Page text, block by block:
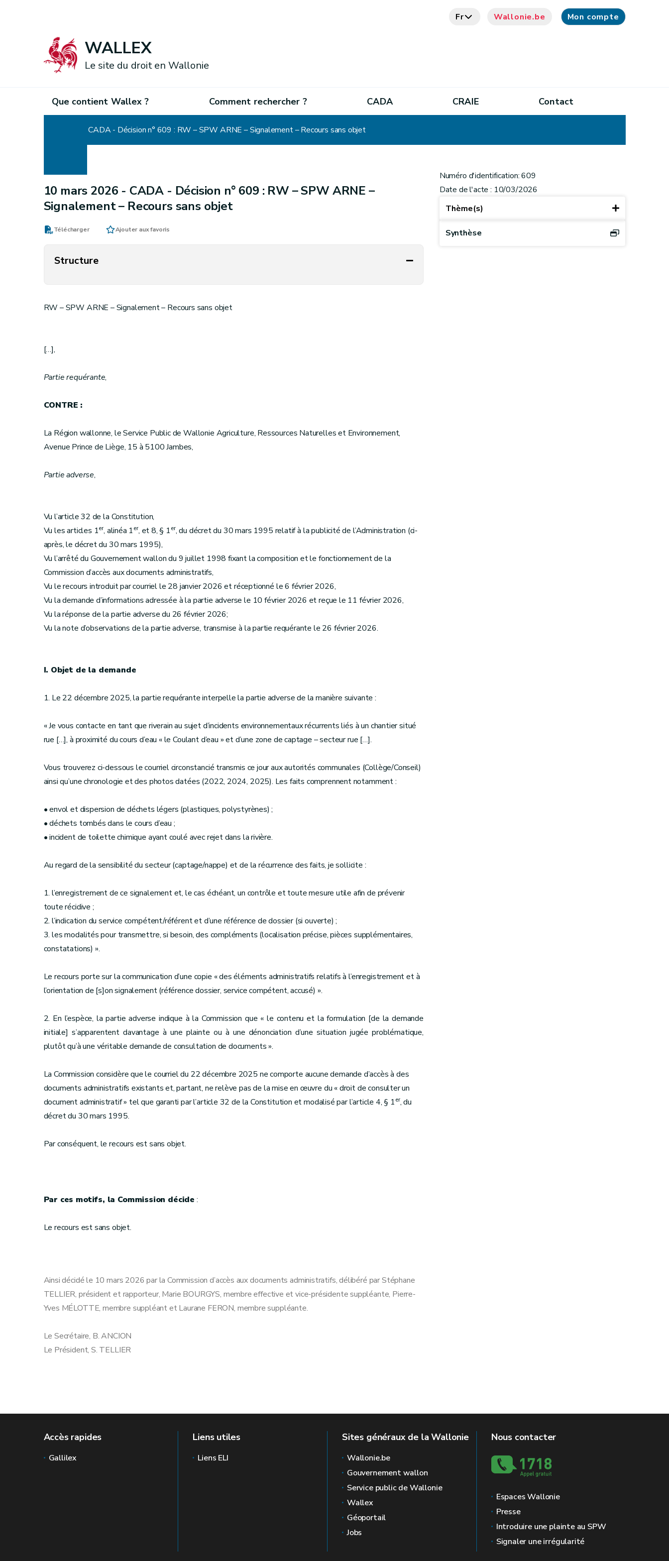
Fr Wallonie.be Mon compte
WALLEX
Le site du droit en Wallonie
Que contient Wallex ? Comment rechercher ? CADA CRAIE Contact
CADA - Décision n° 609 : RW – SPW ARNE – Signalement – Recours sans objet
10 mars 2026 - CADA - Décision n° 609 : RW – SPW ARNE –
Signalement – Recours sans objet
Télécharger Ajouter aux favoris
Structure
RW – SPW ARNE – Signalement – Recours sans objet
[…],
Partie requérante,
CONTRE :
La Région wallonne, le Service Public de Wallonie Agriculture, Ressources Naturelles et Environnement,
Avenue Prince de Liège, 15 à 5100 Jambes,
Partie adverse,
Vu l’article 32 de la Constitution,
Vu les articles 1er, alinéa 1er, et 8, § 1er, du décret du 30 mars 1995 relatif à la publicité de l’Administration (ci-
après, le décret du 30 mars 1995),
Vu l’arrêté du Gouvernement wallon du 9 juillet 1998 fixant la composition et le fonctionnement de la
Commission d’accès aux documents administratifs,
Vu le recours introduit par courriel le 28 janvier 2026 et réceptionné le 6 février 2026,
Vu la demande d’informations adressée à la partie adverse le 10 février 2026 et reçue le 11 février 2026,
Vu la réponse de la partie adverse du 26 février 2026;
Vu la note d’observations de la partie adverse, transmise à la partie requérante le 26 février 2026.
I. Objet de la demande
1. Le 22 décembre 2025, la partie requérante interpelle la partie adverse de la manière suivante :
« Je vous contacte en tant que riverain au sujet d’incidents environnementaux récurrents liés à un chantier situé
rue […], à proximité du cours d’eau « le Coulant d’eau » et d’une zone de captage – secteur rue […].
Vous trouverez ci-dessous le courriel circonstancié transmis ce jour aux autorités communales (Collège/Conseil)
ainsi qu’une chronologie et des photos datées (2022, 2024, 2025). Les faits comprennent notamment :
• envol et dispersion de déchets légers (plastiques, polystyrènes) ;
• déchets tombés dans le cours d’eau ;
• incident de toilette chimique ayant coulé avec rejet dans la rivière.
Au regard de la sensibilité du secteur (captage/nappe) et de la récurrence des faits, je sollicite :
1. l’enregistrement de ce signalement et, le cas échéant, un contrôle et toute mesure utile afin de prévenir
toute récidive ;
2. l’indication du service compétent/référent et d’une référence de dossier (si ouverte) ;
3. les modalités pour transmettre, si besoin, des compléments (localisation précise, pièces supplémentaires,
constatations) ».
Le recours porte sur la communication d’une copie « des éléments administratifs relatifs à l’enregistrement et à
l’orientation de [s]on signalement (référence dossier, service compétent, accusé) ».
2. En l’espèce, la partie adverse indique à la Commission que « le contenu et la formulation [de la demande
initiale] s’apparentent davantage à une plainte ou à une dénonciation d’une situation jugée problématique,
plutôt qu’à une véritable demande de consultation de documents ».
La Commission considère que le courriel du 22 décembre 2025 ne comporte aucune demande d’accès à des
documents administratifs existants et, partant, ne relève pas de la mise en œuvre du « droit de consulter un
document administratif » tel que garanti par l’article 32 de la Constitution et modalisé par l’article 4, § 1er, du
décret du 30 mars 1995.
Par conséquent, le recours est sans objet.
Par ces motifs, la Commission décide :
Le recours est sans objet.
Ainsi décidé le 10 mars 2026 par la Commission d’accès aux documents administratifs, délibéré par Stéphane
TELLIER, président et rapporteur, Marie BOURGYS, membre effective et vice-présidente suppléante, Pierre-
Yves MÉLOTTE, membre suppléant et Laurane FERON, membre suppléante.
Le Secrétaire, B. ANCION
Le Président, S. TELLIER
Numéro d'identification: 609
Date de l'acte : 10/03/2026
Thème(s)
Synthèse
Accès rapides
Gallilex
Liens utiles
Liens ELI
Sites généraux de la Wallonie
Wallonie.be
Gouvernement wallon
Service public de Wallonie
Wallex
Géoportail
Jobs
Nous contacter
Espaces Wallonie
Presse
Introduire une plainte au SPW
Signaler une irrégularité